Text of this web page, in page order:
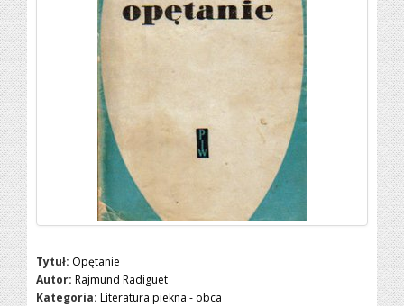
Tytuł: Opętanie
Autor: Rajmund Radiguet
Kategoria: Literatura piekna - obca